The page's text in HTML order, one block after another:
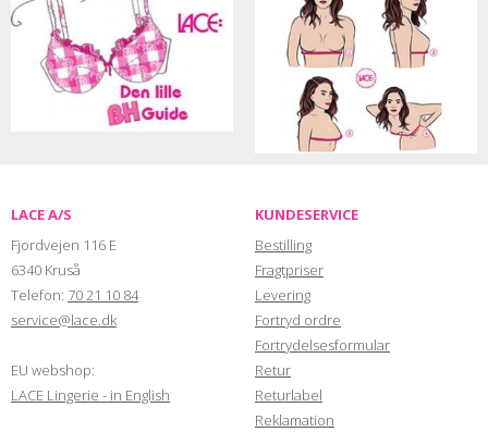
LACE A/S
Fjordvejen 116 E
6340 Kruså
Telefon: 70 21 10 84
service@lace.dk
EU webshop:
LACE Lingerie - in English
KUNDESERVICE
Bestilling
Fragtpriser
Levering
Fortryd ordre
Fortrydelsesformular
Retur
Returlabel
Reklamation